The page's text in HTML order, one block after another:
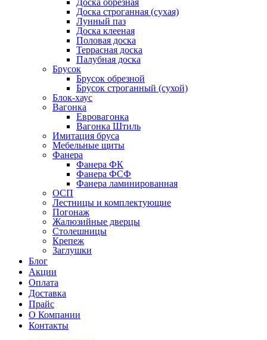
Доска обрезная
Доска строганная (сухая)
Лунный паз
Доска клееная
Половая доска
Террасная доска
Палубная доска
Брусок
Брусок обрезной
Брусок строганный (сухой)
Блок-хаус
Вагонка
Евровагонка
Вагонка Штиль
Имитация бруса
Мебельные щиты
Фанера
Фанера ФК
Фанера ФСФ
Фанера ламинированная
ОСП
Лестницы и комплектующие
Погонаж
Жалюзийные дверцы
Столешницы
Крепеж
Заглушки
Блог
Акции
Оплата
Доставка
Прайс
О Компании
Контакты